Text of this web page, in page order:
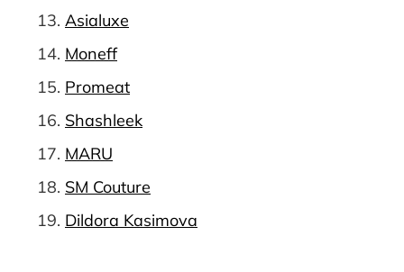
Asialuxe
Moneff
Promeat
Shashleek
MARU
SM Couture
Dildora Kasimova